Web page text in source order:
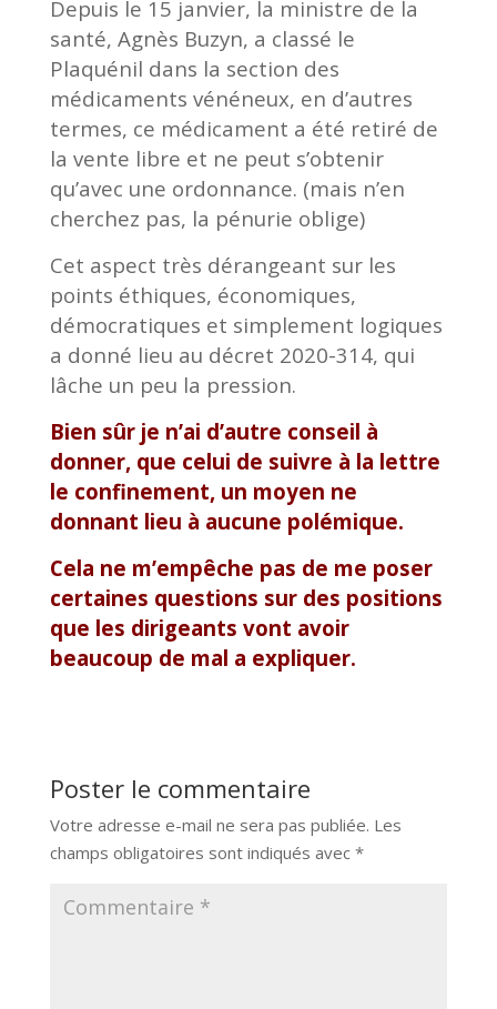
Depuis le 15 janvier, la ministre de la
santé, Agnès Buzyn, a classé le
Plaquénil dans la section des
médicaments vénéneux, en d’autres
termes, ce médicament a été retiré de
la vente libre et ne peut s’obtenir
qu’avec une ordonnance. (mais n’en
cherchez pas, la pénurie oblige)
Cet aspect très dérangeant sur les
points éthiques, économiques,
démocratiques et simplement logiques
a donné lieu au décret 2020-314, qui
lâche un peu la pression.
Bien sûr je n’ai d’autre conseil à
donner, que celui de suivre à la lettre
le confinement, un moyen ne
donnant lieu à aucune polémique.
Cela ne m’empêche pas de me poser
certaines questions sur des positions
que les dirigeants vont avoir
beaucoup de mal a expliquer.
Poster le commentaire
Votre adresse e-mail ne sera pas publiée. Les
champs obligatoires sont indiqués avec *